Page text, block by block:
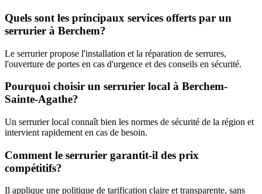
Quels sont les principaux services offerts par un
serrurier à Berchem?
Le serrurier propose l'installation et la réparation de serrures,
l'ouverture de portes en cas d'urgence et des conseils en sécurité.
Pourquoi choisir un serrurier local à Berchem-
Sainte-Agathe?
Un serrurier local connaît bien les normes de sécurité de la région et
intervient rapidement en cas de besoin.
Comment le serrurier garantit-il des prix
compétitifs?
Il applique une politique de tarification claire et transparente, sans